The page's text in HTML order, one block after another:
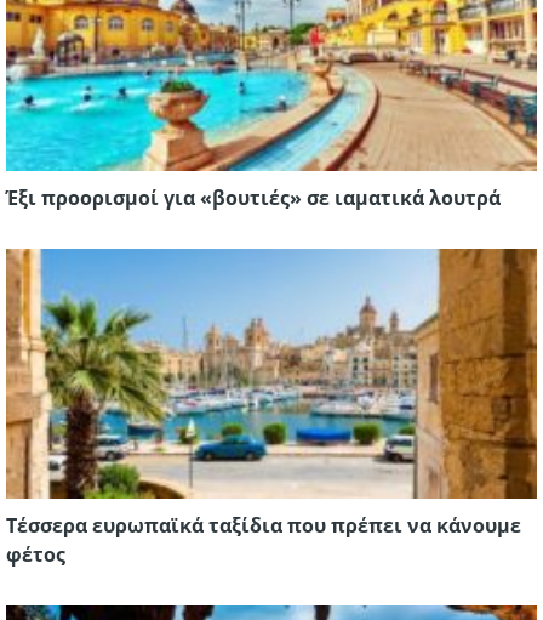
Έξι προορισμοί για «βουτιές» σε ιαματικά λουτρά
Τέσσερα ευρωπαϊκά ταξίδια που πρέπει να κάνουμε
φέτος